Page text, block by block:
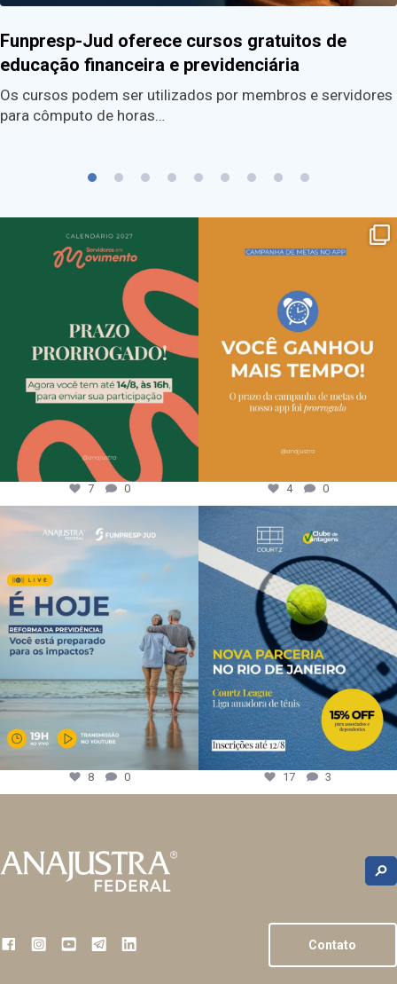
Funpresp-Jud oferece cursos gratuitos de
educação financeira e previdenciária
Os cursos podem ser utilizados por membros e servidores
para cômputo de horas…
7 0 4 0
8 0 17 3
Contato